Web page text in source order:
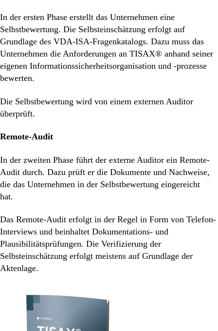
In der ersten Phase erstellt das Unternehmen eine
Selbstbewertung. Die Selbsteinschätzung erfolgt auf
Grundlage des VDA-ISA-Fragenkatalogs. Dazu muss das
Unternehmen die Anforderungen an TISAX® anhand seiner
eigenen Informationssicherheitsorganisation und -prozesse
bewerten.
Die Selbstbewertung wird von einem externen Auditor
überprüft.
Remote-Audit
In der zweiten Phase führt der externe Auditor ein Remote-
Audit durch. Dazu prüft er die Dokumente und Nachweise,
die das Unternehmen in der Selbstbewertung eingereicht
hat.
Das Remote-Audit erfolgt in der Regel in Form von Telefon-
Interviews und beinhaltet Dokumentations- und
Plausibilitätsprüfungen. Die Verifizierung der
Selbsteinschätzung erfolgt meistens auf Grundlage der
Aktenlage.